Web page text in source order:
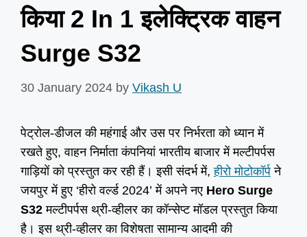
किया 2 In 1 इलेक्ट्रिक वाहन
Surge S32
30 January 2024 by Vikash U
पेट्रोल-डीजल की महंगाई और उस पर निर्भरता को ध्यान में
रखते हुए, वाहन निर्माता कंपनियां भारतीय बाजार में मल्टीपर्पस
गाड़ियों को प्रस्तुत कर रही हैं। इसी संदर्भ में,हीरो मोटोकॉर्प ने
जयपुर में हुए ‘हीरो वर्ल्ड 2024’ में अपने नए Hero Surge
S32 मल्टीपर्पस थ्री-व्हीलर का कॉन्सेप्ट मॉडल प्रस्तुत किया
है। इस थ्री-व्हीलर का विशेषता सामान्य आदमी की